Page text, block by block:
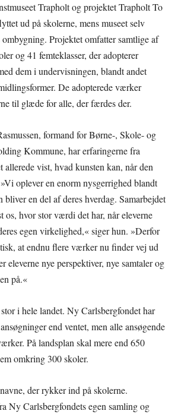
Trapholt og projektet Trapholt To
ud på skolerne, mens museet selv
ombygning. Projektet omfatter samtlige af
og 41 femteklasser, der adopterer
dem i undervisningen, blandt andet
De adopterede værker
til glæde for alle, der færdes der.
formand for Børne-, Skole- og
Kommune, har erfaringerne fra
allerede vist, hvad kunsten kan, når den
oplever en enorm nysgerrighed blandt
bliver en del af deres hverdag. Samarbejdet
os, hvor stor værdi det har, når eleverne
egen virkelighed,« siger hun. »Derfor
at endnu flere værker nu finder vej ud
eleverne nye perspektiver, nye samtaler og
på.«
i hele landet. Ny Carlsbergfondet har
end ventet, men alle ansøgende
På landsplan skal mere end 650
omkring 300 skoler.
der rykker ind på skolerne.
Ny Carlsbergfondets egen samling og